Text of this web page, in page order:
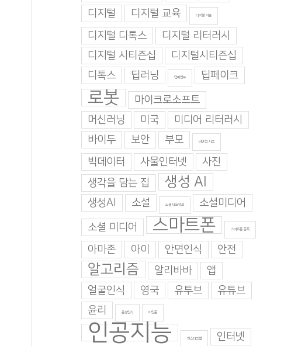
디지털
디지털 교육 디지털 기술
디지털 디톡스
디지털 리터러시
디지털 시티즌십
디지털시티즌십
디톡스
딥러닝 딥마인드 딥페이크
로봇
마이크로소프트
머신러닝
미국
미디어 리터러시
바이두
보안 부모 비판적 사고
빅데이터 사물인터넷
사진
생각을 담는 집
생성 AI
생성AI 소설 소셜 네트워크 소셜미디어
소셜 미디어 스마트폰 스마트폰 중독
아마존 아이 안면인식 안전
알고리즘 알리바바
앱
얼굴인식
영국 유투브
유튜브
윤리
음성인식 이인준
인공지능 인스타그램
인터넷